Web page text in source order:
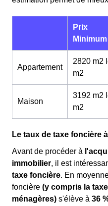
Prix
Minimum
Appartement
2820 m2
m2
Maison
3192 m2
m2
Le taux de taxe foncière
Avant de procéder à
immobilier, il est
taxe foncière. En
foncière (y compris la
ménagères) s'élève à 36